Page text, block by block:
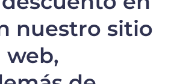
nuestro sitio
web,